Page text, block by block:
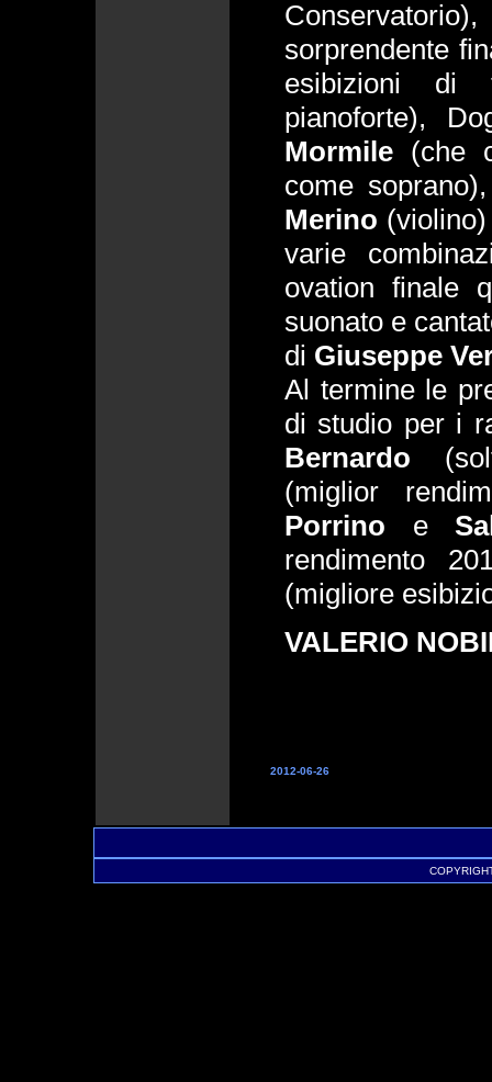
sorprendente
esibizioni di
pianoforte),
Mormile (che
come
Merino
varie
ovation finale
suonato e
di Giuseppe
Al termine le
di studio per i
Bernardo
(miglior
Porrino e
rendimento
(migliore
VALERIO
2012-06-26